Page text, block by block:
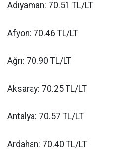
Adıyaman: 70.51 TL/LT
Afyon: 70.46 TL/LT
Ağrı: 70.90 TL/LT
Aksaray: 70.25 TL/LT
Antalya: 70.57 TL/LT
Ardahan: 70.40 TL/LT